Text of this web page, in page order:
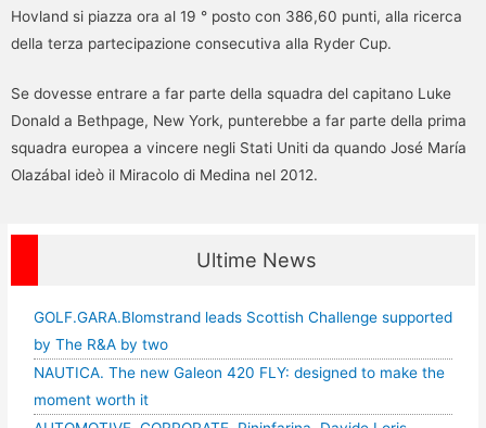
Hovland si piazza ora al 19 ° posto con 386,60 punti, alla ricerca
della terza partecipazione consecutiva alla Ryder Cup.
Se dovesse entrare a far parte della squadra del capitano Luke
Donald a Bethpage, New York, punterebbe a far parte della prima
squadra europea a vincere negli Stati Uniti da quando José María
Olazábal ideò il Miracolo di Medina nel 2012.
Ultime News
GOLF.GARA.Blomstrand leads Scottish Challenge supported
by The R&A by two
NAUTICA. The new Galeon 420 FLY: designed to make the
moment worth it